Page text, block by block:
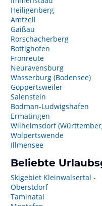
Heiligenberg
Amtzell
Gaißau
Rorschacherberg
Bottighofen
Fronreute
Neuravensburg
Wasserburg (Bodensee)
Goppertsweiler
Salenstein
Bodman-Ludwigshafen
Ermatingen
Wilhelmsdorf
Wolpertswende
Illmensee
Beliebte
Skigebiet Kleinwalsertal -
Oberstdorf
Taminatal